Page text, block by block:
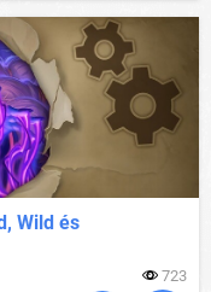
Wild és
723